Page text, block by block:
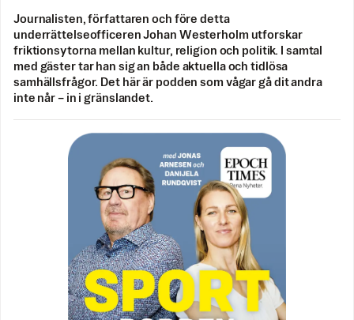
Journalisten, författaren och före detta
underrättelseofficeren Johan Westerholm utforskar
friktionsytorna mellan kultur, religion och politik. I samtal
med gäster tar han sig an både aktuella och tidlösa
samhällsfrågor. Det här är podden som vågar gå dit andra
inte når – in i gränslandet.